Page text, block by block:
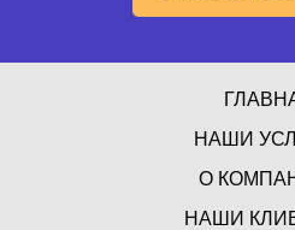
НАШИ
О
НАШИ